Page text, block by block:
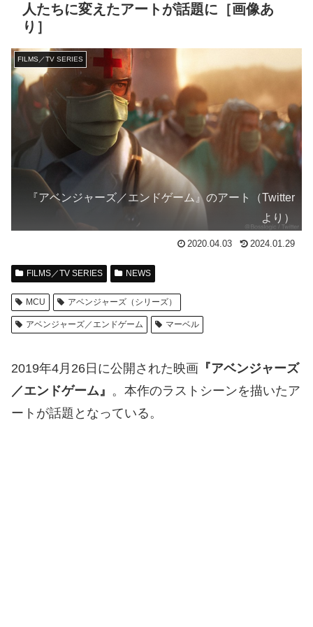
人たちに変えたアートが話題に［画像あ
り］
FILMS／TV SERIES
『アベンジャーズ／エンドゲーム』のアート（Twitter
より）
2020.04.03 2024.01.29
FILMS／TV SERIES NEWS
MCU アベンジャーズ（シリーズ）
アベンジャーズ／エンドゲーム マーベル
2019年4月26日に公開された映画 『アベンジャーズ
／エンドゲーム』 。本作のラストシーンを描いたア
ートが話題となっている。